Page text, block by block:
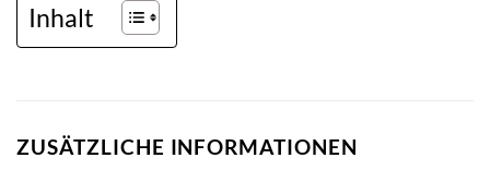
Inhalt
ZUSÄTZLICHE INFORMATIONEN